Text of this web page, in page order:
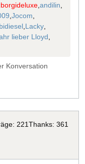
borgideluxe, andilin
Jocom
Lacky
lieber Lloyd
Konversation
221Thanks: 361